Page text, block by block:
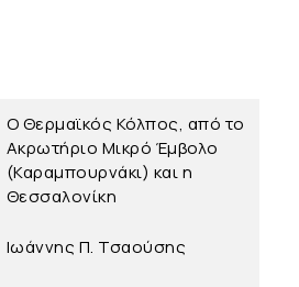
Ο Θερμαϊκός Κόλπος, από το
Ακρωτήριο Μικρό Έμβολο
(Καραμπουρνάκι) και η
Θεσσαλονίκη
Ιωάννης Π. Τσαούσης